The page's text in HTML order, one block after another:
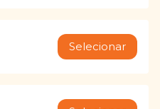
Selecionar